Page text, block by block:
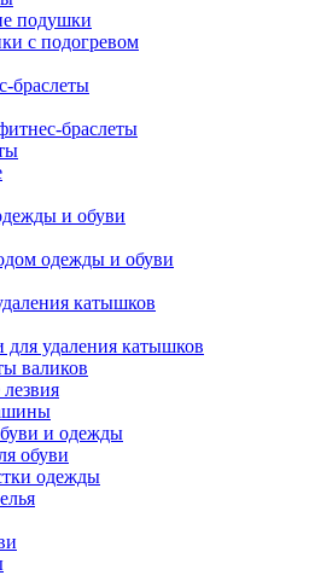
подушки
с подогревом
браслеты
браслеты
и обуви
одежды и обуви
катышков
удаления катышков
валиков
и одежды
обуви
одежды